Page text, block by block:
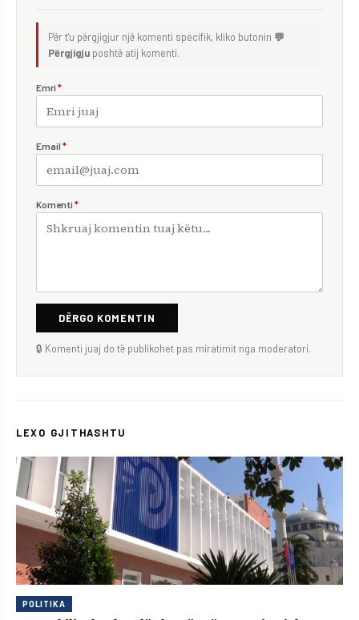
Për t'u përgjigjur një komenti specifik, kliko butonin 💬
Përgjigju poshtë atij komenti.
Emri *
Email *
Komenti *
DËRGO KOMENTIN
🔒 Komenti juaj do të publikohet pas miratimit nga moderatori.
LEXO GJITHASHTU
POLITIKA